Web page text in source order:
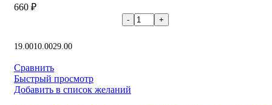
660 ₽
19.0010.0029.00
Сравнить
Быстрый просмотр
Добавить в список желаний